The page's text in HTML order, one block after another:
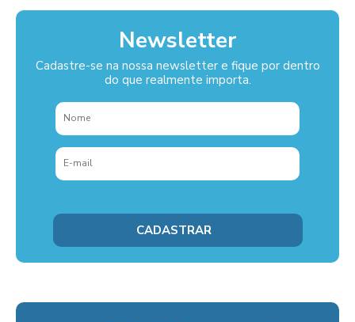
Newsletter
Cadastre-se na nossa newsletter e fique por dentro
do que realmente importa.